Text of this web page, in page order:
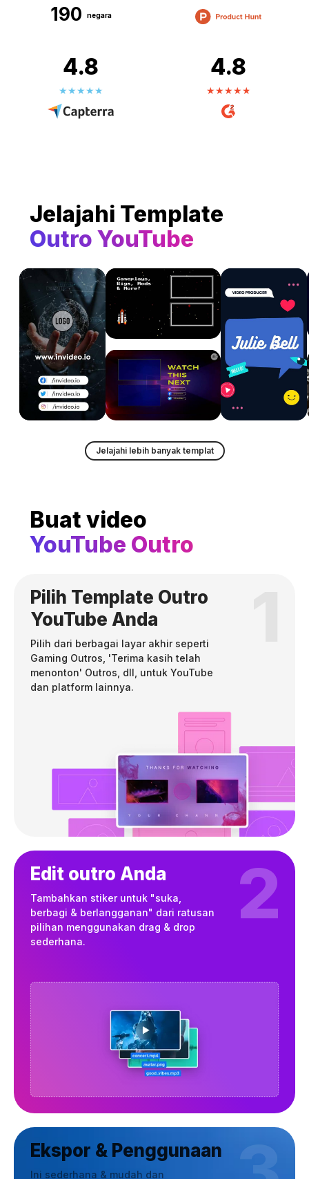
190 negara
4.8 4.8
Jelajahi Template
Outro YouTube
Jelajahi lebih banyak templat
Buat video
YouTube Outro
Pilih Template Outro
YouTube Anda
Pilih dari berbagai layar akhir seperti
Gaming Outros, 'Terima kasih telah
menonton' Outros, dll, untuk YouTube
dan platform lainnya.
Edit outro Anda
Tambahkan stiker untuk "suka,
berbagi & berlangganan" dari ratusan
pilihan menggunakan drag & drop
sederhana.
2
Ekspor & Penggunaan
Ini sederhana & mudah dan